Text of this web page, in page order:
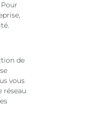
de
vous
réseau